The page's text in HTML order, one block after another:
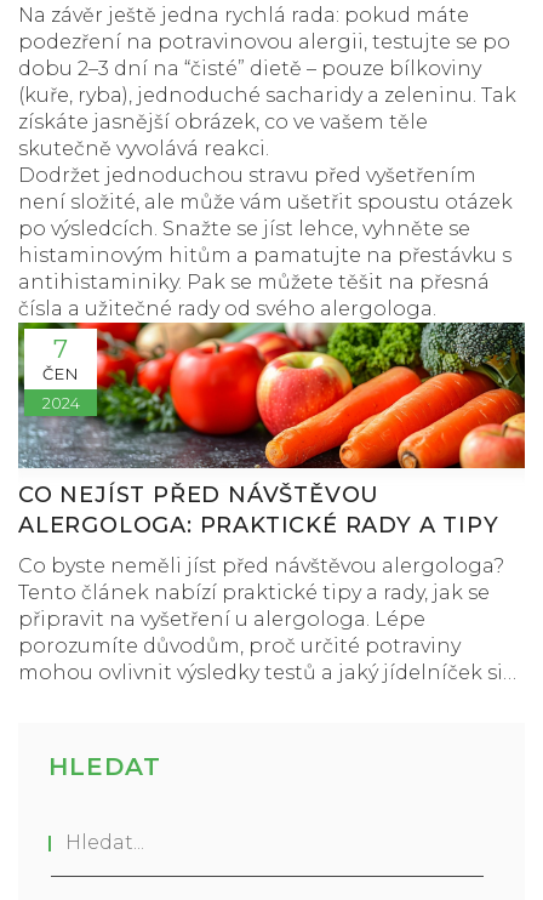
Na závěr ještě jedna rychlá rada: pokud máte
podezření na potravinovou alergii, testujte se po
dobu 2–3 dní na “čisté” dietě – pouze bílkoviny
(kuře, ryba), jednoduché sacharidy a zeleninu. Tak
získáte jasnější obrázek, co ve vašem těle
skutečně vyvolává reakci.
Dodržet jednoduchou stravu před vyšetřením
není složité, ale může vám ušetřit spoustu otázek
po výsledcích. Snažte se jíst lehce, vyhněte se
histaminovým hitům a pamatujte na přestávku s
antihistaminiky. Pak se můžete těšit na přesná
čísla a užitečné rady od svého alergologa.
7
ČEN
2024
CO NEJÍST PŘED NÁVŠTĚVOU
ALERGOLOGA: PRAKTICKÉ RADY A TIPY
Co byste neměli jíst před návštěvou alergologa?
Tento článek nabízí praktické tipy a rady, jak se
připravit na vyšetření u alergologa. Lépe
porozumíte důvodům, proč určité potraviny
mohou ovlivnit výsledky testů a jaký jídelníček si
HLEDAT